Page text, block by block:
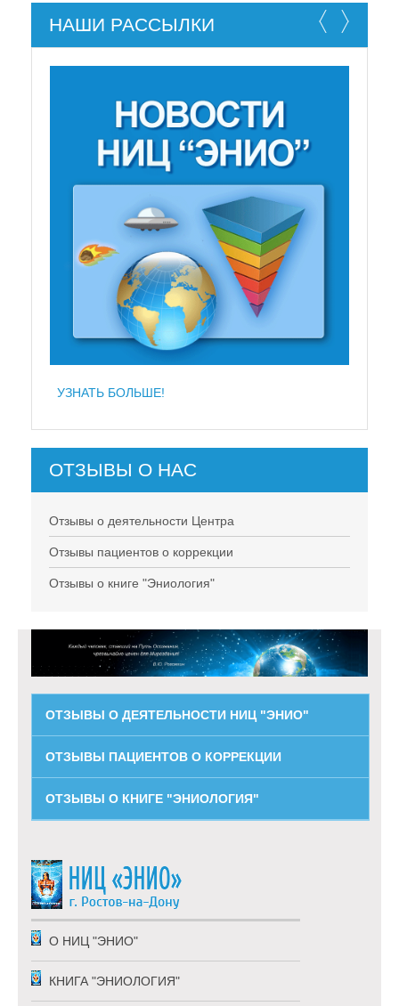
НАШИ РАССЫЛКИ
УЗНАТЬ БОЛЬШЕ!
ОТЗЫВЫ О НАС
Отзывы о деятельности Центра
Отзывы пациентов о коррекции
Отзывы о книге "Эниология"
ОТЗЫВЫ О ДЕЯТЕЛЬНОСТИ НИЦ "ЭНИО"
ОТЗЫВЫ ПАЦИЕНТОВ О КОРРЕКЦИИ
ОТЗЫВЫ О КНИГЕ "ЭНИОЛОГИЯ"
О НИЦ "ЭНИО"
КНИГА "ЭНИОЛОГИЯ"